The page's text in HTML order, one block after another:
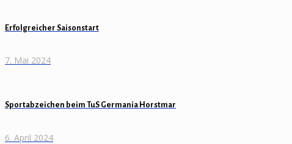
Erfolgreicher Saisonstart
7. Mai 2024
Sportabzeichen beim TuS Germania Horstmar
6. April 2024